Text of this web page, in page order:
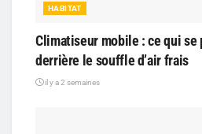
HABITAT
Climatiseur mobile : ce qui se
derrière le souffle d’air frais
il y a 2 semaines